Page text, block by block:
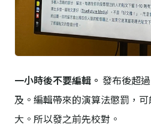
一小時後不要編輯。 發布後超
及。編輯帶來的演算法懲罰，
大。所以發之前先校對。